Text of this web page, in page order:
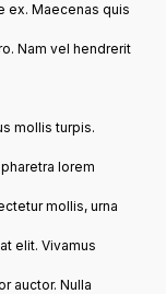
ex. Maecenas quis
Nam vel hendrerit
mollis turpis.
lorem
mollis, urna
elit. Vivamus
auctor. Nulla